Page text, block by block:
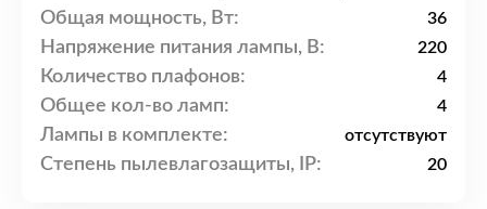
Общая мощность, Вт: 36
Напряжение питания лампы, В: 220
Количество плафонов: 4
Общее кол-во ламп: 4
Лампы в комплекте: отсутствуют
Степень пылевлагозащиты, IP: 20